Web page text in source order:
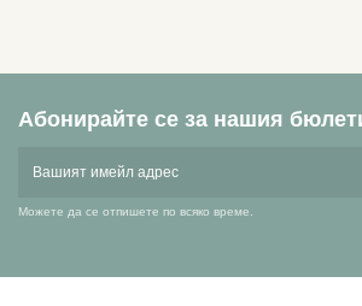
Абонирайте се за нашия
Можете да се отпишете по всяко време.